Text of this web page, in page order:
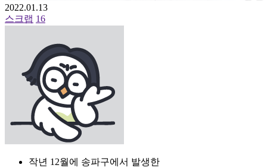
2022.01.13
스크랩 16
작년 12월에 송파구에서 발생한